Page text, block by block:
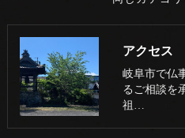
アクセス
岐阜市で仏
るご相談を
祖…